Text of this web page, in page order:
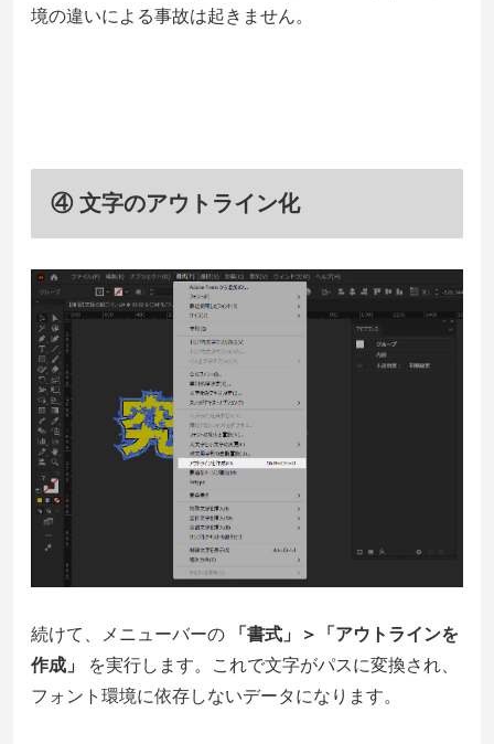
境の違いによる事故は起きません。
④ 文字のアウトライン化
続けて、メニューバーの
「書式」＞「アウトラインを
作成」
を実行します。これで文字がパスに変換され、
フォント環境に依存しないデータになります。